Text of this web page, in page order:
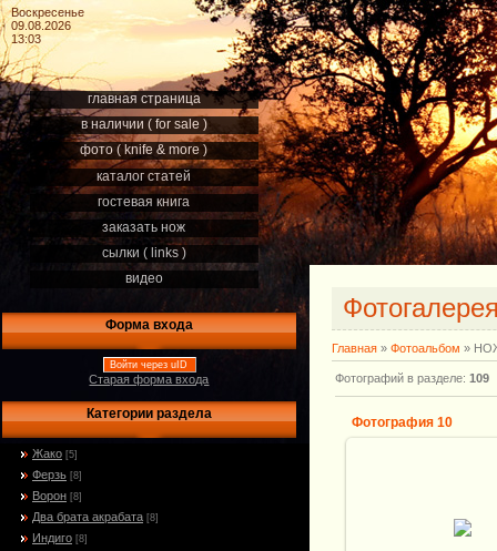
Воскресенье
09.08.2026
13:03
главная страница
в наличии ( for sale )
фото ( knife & more )
каталог статей
гостевая книга
заказать нож
сылки ( links )
видео
Форма входа
Войти через uID
Старая форма входа
Категории раздела
Жако [5]
Ферзь [8]
Ворон [8]
Два брата акрабата [8]
Индиго [8]
Главная » Фотоальбом »
Фотографий в разделе: 109
Фотография 10